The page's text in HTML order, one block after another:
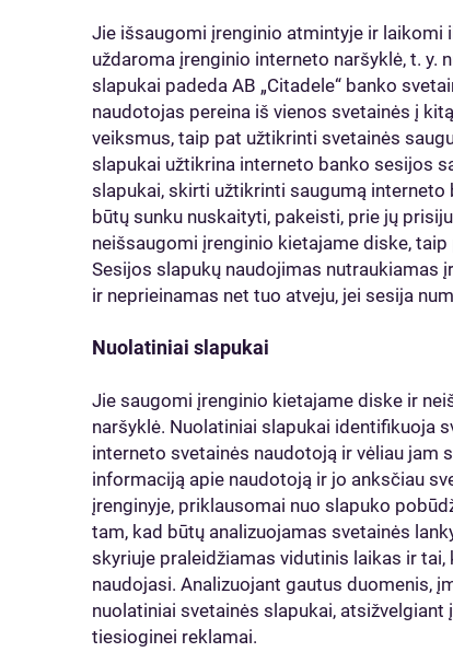
Jie išsaugomi įrenginio atmintyje ir
uždaroma įrenginio interneto naršyklė, t. y.
slapukai padeda AB „Citadele“ banko
naudotojas pereina iš vienos svetainės į
veiksmus, taip pat užtikrinti svetainės
slapukai užtikrina interneto banko sesijos
slapukai, skirti užtikrinti saugumą
būtų sunku nuskaityti, pakeisti, prie jų
neišsaugomi įrenginio kietajame diske,
Sesijos slapukų naudojimas nutraukiamas
ir neprieinamas net tuo atveju, jei sesija
Nuolatiniai slapukai
Jie saugomi įrenginio kietajame diske ir
naršyklė. Nuolatiniai slapukai identifikuoja
interneto svetainės naudotoją ir vėliau jam
informaciją apie naudotoją ir jo anksčiau
įrenginyje, priklausomai nuo slapuko
tam, kad būtų analizuojamas svetainės
skyriuje praleidžiamas vidutinis laikas ir
naudojasi. Analizuojant gautus duomenis,
nuolatiniai svetainės slapukai,
tiesioginei reklamai.